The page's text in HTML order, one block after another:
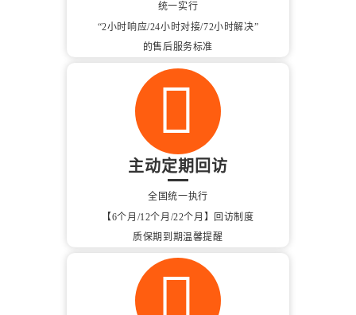
统一实行
“2小时响应/24小时对接/72小时解决”
的售后服务标准
主动定期回访
全国统一执行
【6个月/12个月/22个月】回访制度
质保期到期温馨提醒